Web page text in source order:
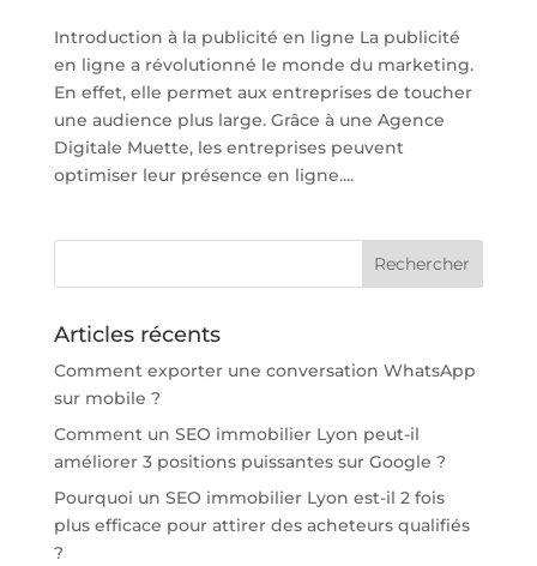
Introduction à la publicité en ligne La publicité
en ligne a révolutionné le monde du marketing.
En effet, elle permet aux entreprises de toucher
une audience plus large. Grâce à une Agence
Digitale Muette, les entreprises peuvent
optimiser leur présence en ligne....
Articles récents
Comment exporter une conversation WhatsApp
sur mobile ?
Comment un SEO immobilier Lyon peut-il
améliorer 3 positions puissantes sur Google ?
Pourquoi un SEO immobilier Lyon est-il 2 fois
plus efficace pour attirer des acheteurs qualifiés
?